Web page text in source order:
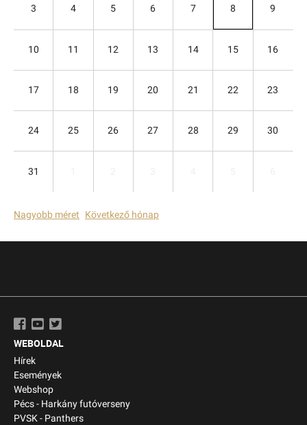
3 4 5 6 7 8 9
10 11 12 13 14 15 16
17 18 19 20 21 22 23
24 25 26 27 28 29 30
31
Nagyobb méret Következő hónap
WEBOLDAL
Hírek
Események
Webshop
Pécs - Harkány futóverseny
PVSK - Panthers